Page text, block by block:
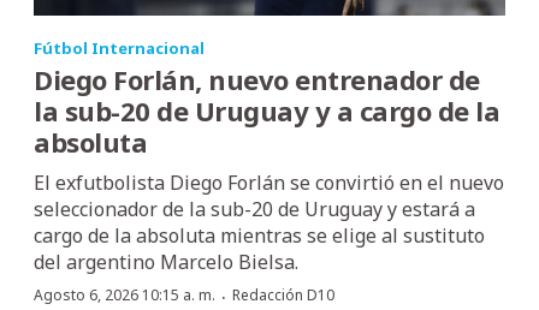
Fútbol Internacional
Diego Forlán, nuevo entrenador de
la sub-20 de Uruguay y a cargo de la
absoluta
El exfutbolista Diego Forlán se convirtió en el nuevo
seleccionador de la sub-20 de Uruguay y estará a
cargo de la absoluta mientras se elige al sustituto
del argentino Marcelo Bielsa.
Agosto 6, 2026 10:15 a. m. · Redacción D10